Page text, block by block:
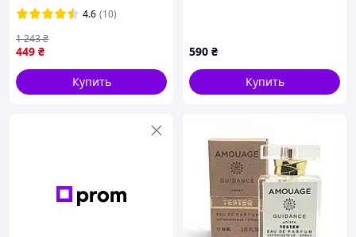
парфюмированная вода
100 ml (Духи Живанши
Ангел и Демон)
4.6 (10)
449 ₴
1 243₴
Купить
590 ₴
Купить